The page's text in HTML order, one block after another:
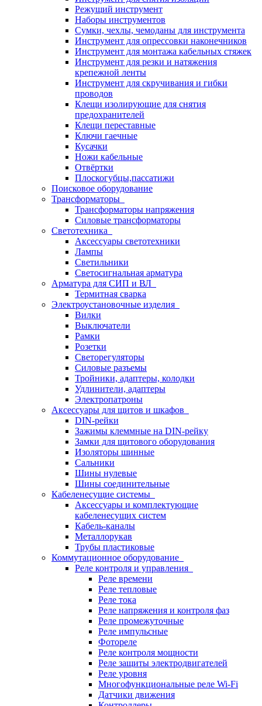
Режущий инструмент
Наборы инструментов
Сумки, чехлы, чемоданы для инструмента
Инструмент для опрессовки наконечников
Инструмент для монтажа кабельных стяжек
Инструмент для резки и натяжения
крепежной ленты
Инструмент для скручивания и гибки
проводов
Клещи изолирующие для снятия
предохранителей
Клещи переставные
Ключи гаечные
Кусачки
Ножи кабельные
Отвёртки
Плоскогубцы,пассатижи
Поисковое оборудование
Трансформаторы
Трансформаторы напряжения
Силовые трансформаторы
Светотехника
Аксессуары светотехники
Лампы
Светильники
Светосигнальная арматура
Арматура для СИП и ВЛ
Термитная сварка
Электроустановочные изделия
Вилки
Выключатели
Рамки
Розетки
Светорегуляторы
Силовые разъемы
Тройники, адаптеры, колодки
Удлинители, адаптеры
Электропатроны
Аксессуары для щитов и шкафов
DIN-рейки
Зажимы клеммные на DIN-рейку
Замки для щитового оборудования
Изоляторы шинные
Сальники
Шины нулевые
Шины соединительные
Кабеленесущие системы
Аксессуары и комплектующие
кабеленесущих систем
Кабель-каналы
Металлорукав
Трубы пластиковые
Коммутационное оборудование
Реле контроля и управления
Реле времени
Реле тепловые
Реле тока
Реле напряжения и контроля фаз
Реле промежуточные
Реле импульсные
Фотореле
Реле контроля мощности
Реле защиты электродвигателей
Реле уровня
Многофункциональные реле Wi-Fi
Датчики движения